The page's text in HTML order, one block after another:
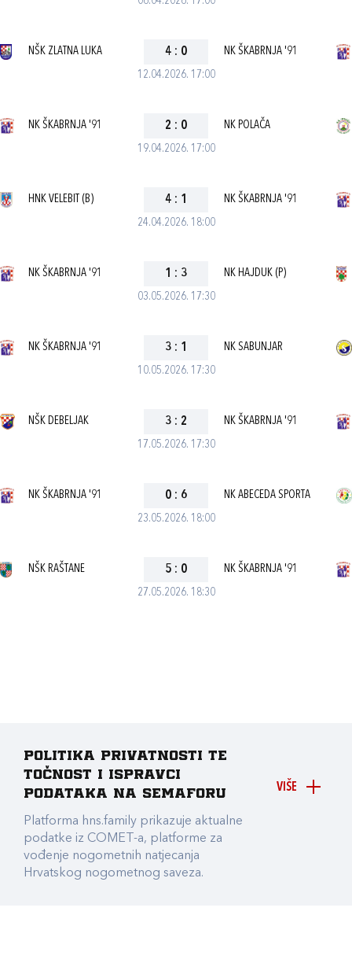
12.04.2026. 17:00
NŠK ZLATNA LUKA 4 : 0 NK ŠKABRNJA '91
19.04.2026. 17:00
NK ŠKABRNJA '91 2 : 0 NK POLAČA
24.04.2026. 18:00
HNK VELEBIT (B) 4 : 1 NK ŠKABRNJA '91
03.05.2026. 17:30
NK ŠKABRNJA '91 1 : 3 NK HAJDUK (P)
10.05.2026. 17:30
NK ŠKABRNJA '91 3 : 1 NK SABUNJAR
17.05.2026. 17:30
NŠK DEBELJAK 3 : 2 NK ŠKABRNJA '91
23.05.2026. 18:00
NK ŠKABRNJA '91 0 : 6 NK ABECEDA SPORTA
27.05.2026. 18:30
NŠK RAŠTANE 5 : 0 NK ŠKABRNJA '91
VIŠE
Politika privatnosti te
točnost i ispravci
podataka na Semaforu
Platforma hns.family prikazuje aktualne
podatke iz COMET-a, platforme za
vođenje nogometnih natjecanja
Hrvatskog nogometnog saveza.